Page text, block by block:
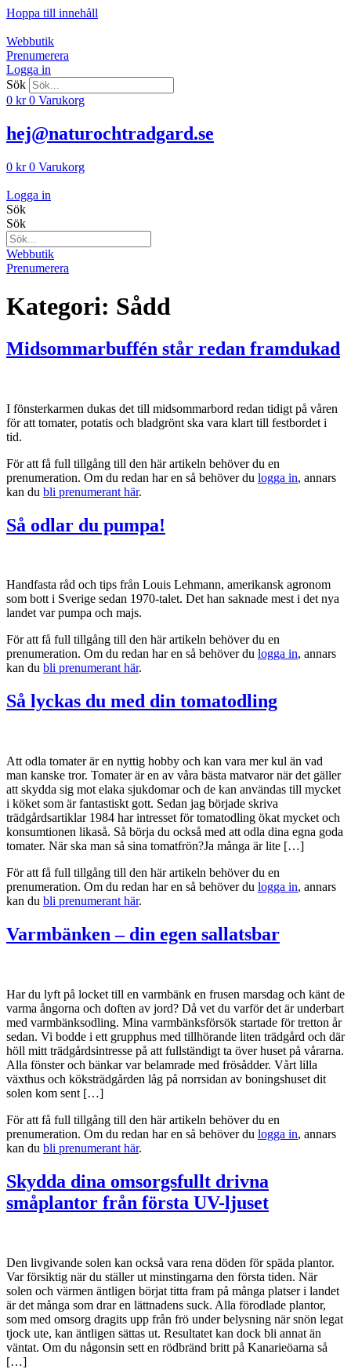
Hoppa till innehåll
Webbutik
Prenumerera
Logga in
Sök
0 kr 0 Varukorg
hej@naturochtradgard.se
0 kr 0 Varukorg
Logga in
Sök
Sök
Webbutik
Prenumerera
Kategori: Sådd
Midsommarbuffén står redan framdukad
I fönsterkarmen dukas det till midsommarbord redan tidigt på våren
för att tomater, potatis och bladgrönt ska vara klart till festbordet i
tid.
För att få full tillgång till den här artikeln behöver du en
prenumeration. Om du redan har en så behöver du logga in, annars
kan du bli prenumerant här.
Så odlar du pumpa!
Handfasta råd och tips från Louis Lehmann, amerikansk agronom
som bott i Sverige sedan 1970-talet. Det han saknade mest i det nya
landet var pumpa och majs.
För att få full tillgång till den här artikeln behöver du en
prenumeration. Om du redan har en så behöver du logga in, annars
kan du bli prenumerant här.
Så lyckas du med din tomatodling
Att odla tomater är en nyttig hobby och kan vara mer kul än vad
man kanske tror. Tomater är en av våra bästa matvaror när det gäller
att skydda sig mot elaka sjukdomar och de kan användas till mycket
i köket som är fantastiskt gott. Sedan jag började skriva
trädgårdsartiklar 1984 har intresset för tomatodling ökat mycket och
konsumtionen likaså. Så börja du också med att odla dina egna goda
tomater. När ska man så sina tomatfrön?Ja många är lite […]
För att få full tillgång till den här artikeln behöver du en
prenumeration. Om du redan har en så behöver du logga in, annars
kan du bli prenumerant här.
Varmbänken – din egen sallatsbar
Har du lyft på locket till en varmbänk en frusen marsdag och känt de
varma ångorna och doften av jord? Då vet du varför det är underbart
med varmbänksodling. Mina varmbänksförsök startade för tretton år
sedan. Vi bodde i ett grupphus med tillhörande liten trädgård och där
höll mitt trädgårdsintresse på att fullständigt ta över huset på vårarna.
Alla fönster och bänkar var belamrade med frösådder. Vårt lilla
växthus och köksträdgården låg på norrsidan av boningshuset dit
solen kom sent […]
För att få full tillgång till den här artikeln behöver du en
prenumeration. Om du redan har en så behöver du logga in, annars
kan du bli prenumerant här.
Skydda dina omsorgsfullt drivna
småplantor från första UV-ljuset
Den livgivande solen kan också vara rena döden för späda plantor.
Var försiktig när du ställer ut minstingarna den första tiden. När
solen och värmen äntligen börjat titta fram på många platser i landet
är det många som drar en lättnadens suck. Alla förodlade plantor,
som med omsorg dragits upp från frö under belysning när snön legat
tjock ute, kan äntligen sättas ut. Resultatet kan dock bli annat än
väntat. Om du någonsin sett en rödbränd britt på Kanarieöarna så
[…]